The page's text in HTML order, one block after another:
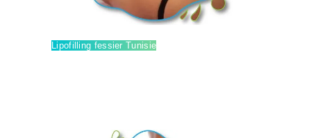
Lipofilling fessier Tunisie